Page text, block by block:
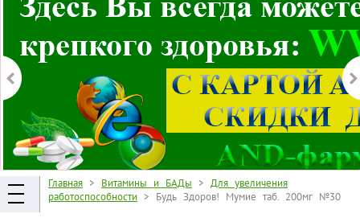
Главная > Витамины и БАДы > Для увеличения
работоспособности > Будь Здоров! Мумие таб. 200мг №30